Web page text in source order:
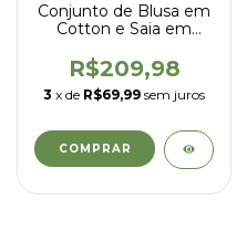
Conjunto de Blusa em
Cotton e Saia em
Kukiê - 96431
R$209,98
3 x de R$69,99 sem juros
COMPRAR